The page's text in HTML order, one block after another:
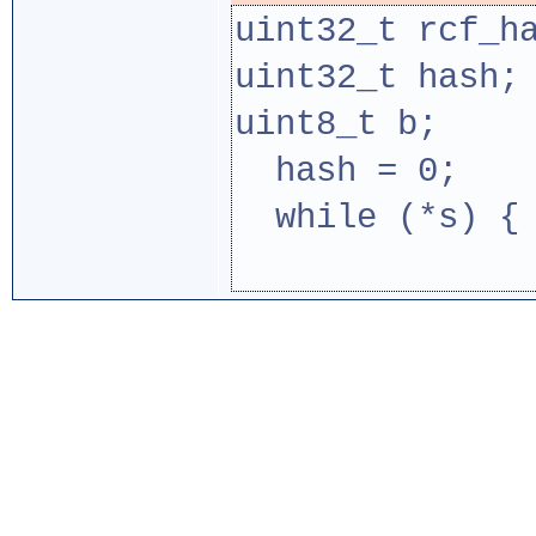
uint32_t
uint32_t hash;
uint8_t b;
hash = 0;
while (*s) {